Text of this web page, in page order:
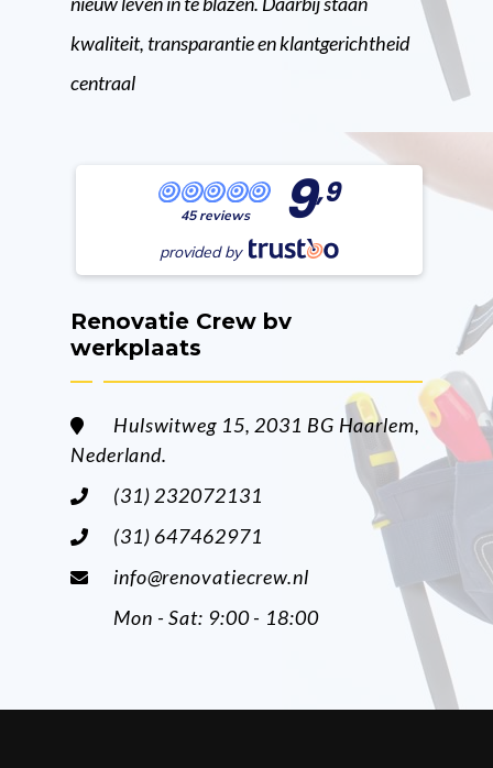
kwaliteit, transparantie en klantgerichtheid
centraal
45 reviews 9,9
provided by
Renovatie Crew bv
werkplaats
Hulswitweg 15, 2031 BG Haarlem,
Nederland.
(31) 232072131
(31) 647462971
info@renovatiecrew.nl
Mon - Sat: 9:00 - 18:00